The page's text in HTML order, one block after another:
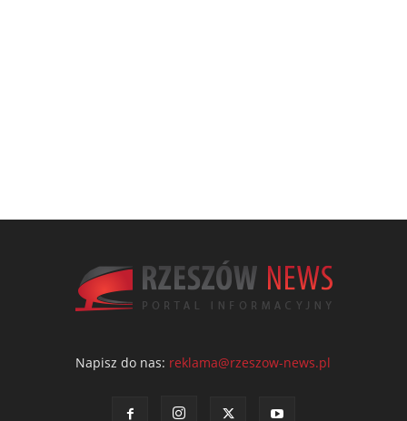
Napisz do nas: reklama@rzeszow-news.pl